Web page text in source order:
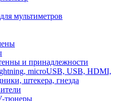
мультиметров
и принадлежности
microUSB, USB, HDMI,
штекера, гнезда
тюнеры